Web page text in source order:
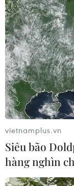
Nhà đầu tư
rủi ro hủy
11/08/2022 00:27
Tốc độ chuyển
vietnamplus.vn
Siêu bão
hàng nghìn